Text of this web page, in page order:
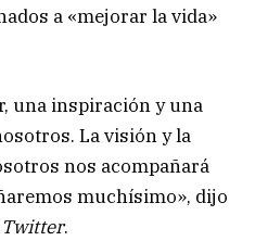
a «mejorar la vida»
una inspiración y una
La visión y la
nos acompañará
muchísimo», dijo
Twitter.